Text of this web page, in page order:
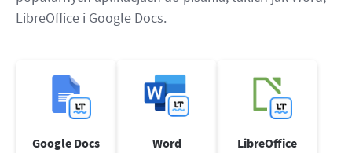
LibreOffice i Google Docs.
Google Docs
Word
LibreOffice